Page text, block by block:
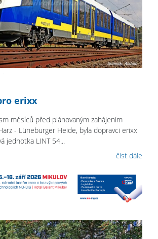
erixx
měsíců před plánovaným zahájením
- Lüneburger Heide, byla dopravci erixx
jednotka LINT 54...
číst dále